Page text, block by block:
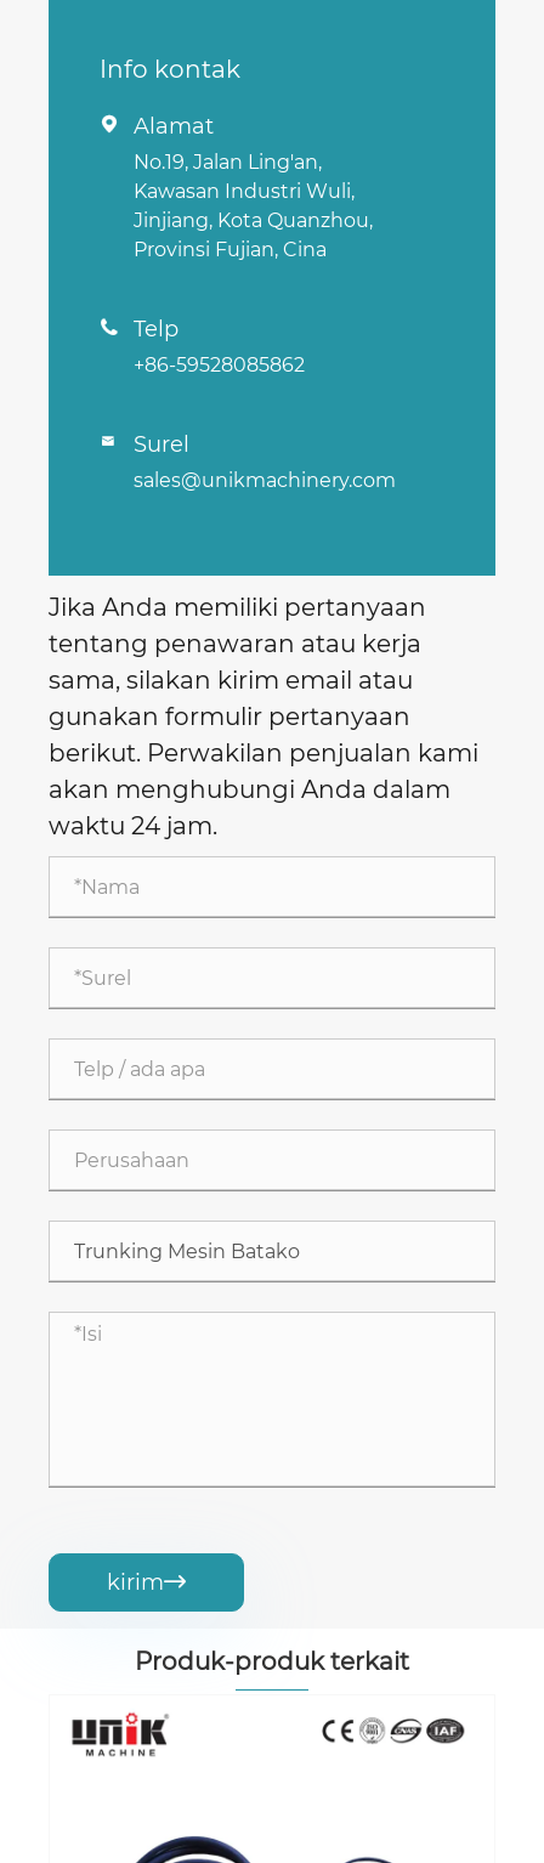
Info kontak
 Alamat
No.19, Jalan Ling'an,
Kawasan Industri Wuli,
Jinjiang, Kota Quanzhou,
Provinsi Fujian, Cina
 Telp
+86-59528085862
 Surel
sales@unikmachinery.com
Jika Anda memiliki pertanyaan
tentang penawaran atau kerja
sama, silakan kirim email atau
gunakan formulir pertanyaan
berikut. Perwakilan penjualan kami
akan menghubungi Anda dalam
waktu 24 jam.
kirim
Produk-produk terkait